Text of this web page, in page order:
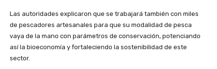
Las autoridades explicaron que se trabajará también con miles
de pescadores artesanales para que su modalidad de pesca
vaya de la mano con parámetros de conservación, potenciando
así la bioeconomía y fortaleciendo la sostenibilidad de este
sector.